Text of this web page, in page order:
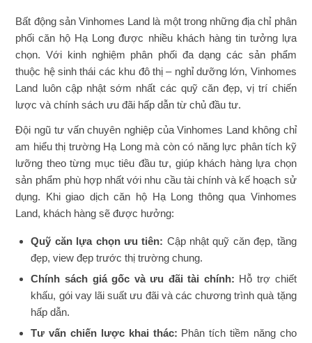
Bất động sản Vinhomes Land là một trong những địa chỉ phân
phối căn hộ Hạ Long được nhiều khách hàng tin tưởng lựa
chọn. Với kinh nghiệm phân phối đa dạng các sản phẩm
thuộc hệ sinh thái các khu đô thị – nghỉ dưỡng lớn, Vinhomes
Land luôn cập nhật sớm nhất các quỹ căn đẹp, vị trí chiến
lược và chính sách ưu đãi hấp dẫn từ chủ đầu tư.
Đội ngũ tư vấn chuyên nghiệp của Vinhomes Land không chỉ
am hiểu thị trường Hạ Long mà còn có năng lực phân tích kỹ
lưỡng theo từng mục tiêu đầu tư, giúp khách hàng lựa chọn
sản phẩm phù hợp nhất với nhu cầu tài chính và kế hoạch sử
dụng. Khi giao dịch căn hộ Hạ Long thông qua Vinhomes
Land, khách hàng sẽ được hưởng:
Quỹ căn lựa chọn ưu tiên: Cập nhật quỹ căn đẹp, tầng
đẹp, view đẹp trước thị trường chung.
Chính sách giá gốc và ưu đãi tài chính: Hỗ trợ chiết
khấu, gói vay lãi suất ưu đãi và các chương trình quà tặng
hấp dẫn.
Tư vấn chiến lược khai thác: Phân tích tiềm năng cho